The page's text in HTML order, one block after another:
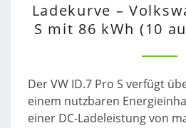
–
S
MIT
86
Ladekurve –
S mit 86 kWh (10
Der VW ID.7 Pro S verfügt
einem nutzbaren
einer DC-Ladeleistung von